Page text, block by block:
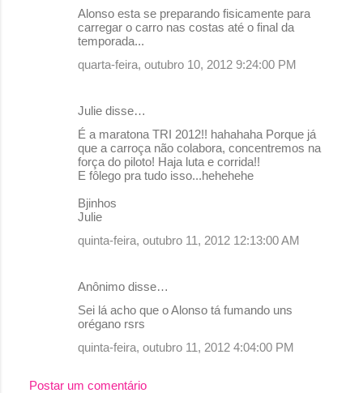
Alonso esta se preparando fisicamente para
carregar o carro nas costas até o final da
temporada...
quarta-feira, outubro 10, 2012 9:24:00 PM
Julie disse…
É a maratona TRI 2012!! hahahaha Porque já
que a carroça não colabora, concentremos na
força do piloto! Haja luta e corrida!!
E fôlego pra tudo isso...hehehehe
Bjinhos
Julie
quinta-feira, outubro 11, 2012 12:13:00 AM
Anônimo disse…
Sei lá acho que o Alonso tá fumando uns
orégano rsrs
quinta-feira, outubro 11, 2012 4:04:00 PM
Postar um comentário